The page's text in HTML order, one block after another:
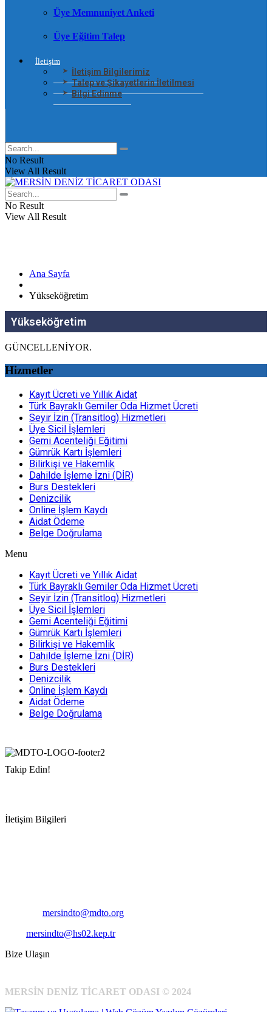
Üye Memnuniyet Anketi
Üye Eğitim Talep
İletişim
İletişim Bilgilerimiz
Talep ve Şikayetlerin İletilmesi
Bilgi Edinme
No Result
View All Result
No Result
View All Result
Ana Sayfa
Yükseköğretim
Yükseköğretim
GÜNCELLENİYOR.
Hizmetler
Kayıt Ücreti ve Yıllık Aidat
Türk Bayraklı Gemiler Oda Hizmet Ücreti
Seyir İzin (Transitlog) Hizmetleri
Üye Sicil İşlemleri
Gemi Acenteliği Eğitimi
Gümrük Kartı İşlemleri
Bilirkişi ve Hakemlik
Dahilde İşleme İzni (DİR)
Burs Destekleri
Denizcilik
Online İşlem Kaydı
Aidat Ödeme
Belge Doğrulama
Menu
Kayıt Ücreti ve Yıllık Aidat
Türk Bayraklı Gemiler Oda Hizmet Ücreti
Seyir İzin (Transitlog) Hizmetleri
Üye Sicil İşlemleri
Gemi Acenteliği Eğitimi
Gümrük Kartı İşlemleri
Bilirkişi ve Hakemlik
Dahilde İşleme İzni (DİR)
Burs Destekleri
Denizcilik
Online İşlem Kaydı
Aidat Ödeme
Belge Doğrulama
Takip Edin!
İletişim Bilgileri
mersindto@mdto.org
mersindto@hs02.kep.tr
Bize Ulaşın
MERSİN DENİZ TİCARET ODASI © 2024